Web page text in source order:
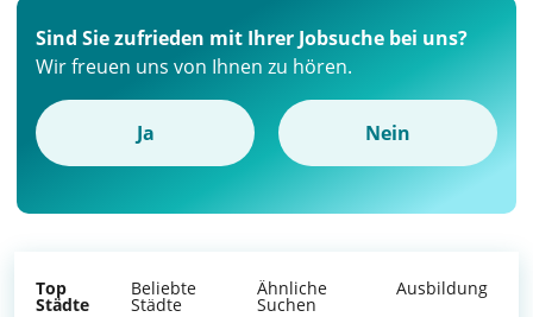
Sind Sie zufrieden mit Ihrer Jobsuche bei uns?
Wir freuen uns von Ihnen zu hören.
Ja Nein
Top
Städte
Beliebte
Städte
Ähnliche
Suchen
Ausbildung